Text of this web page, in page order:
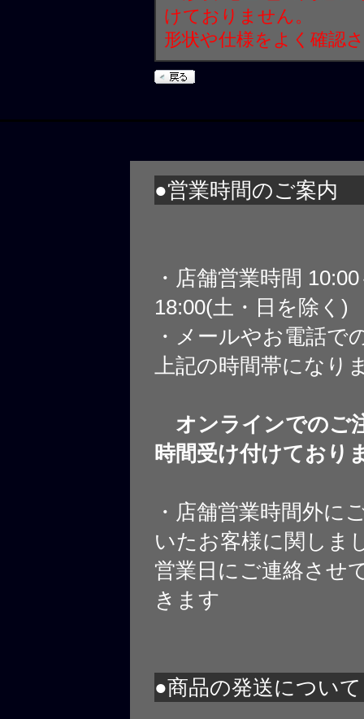
けておりません。
形状や仕様をよく確認
●営業時間のご案内
・店舗営業時間
18:00(土・日を除く)
・メールやお電話で
上記の時間帯になり
オンラインでのご
時間受け付けており
・店舗営業時間外に
いたお客様に関しま
営業日にご連絡させ
きます
●商品の発送について